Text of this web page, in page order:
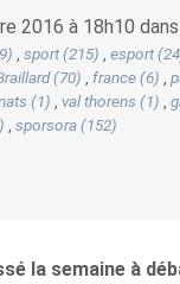
2016 à 18h10 dans
sport (215) esport
(70) france (6)
(1) val thorens (1)
sporsora (152)
la semaine à